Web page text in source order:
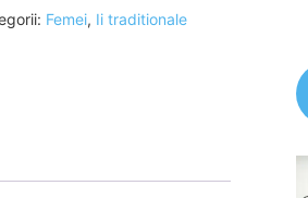
Femei, Ii traditionale